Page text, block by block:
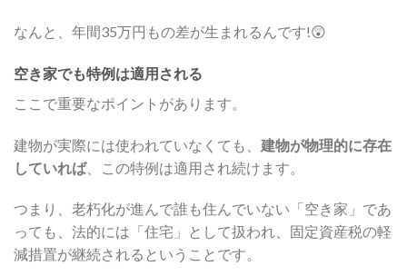
なんと、年間35万円もの差が生まれるんです!😲
空き家でも特例は適用される
ここで重要なポイントがあります。
建物が実際には使われていなくても、 建物が物理的に存在
していれば、この特例は適用され続けます。
つまり、老朽化が進んで誰も住んでいない「空き家」であ
っても、法的には「住宅」として扱われ、固定資産税の軽
減措置が継続されるということです。